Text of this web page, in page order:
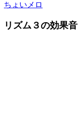
ちょいメロ
リズム３の効果音